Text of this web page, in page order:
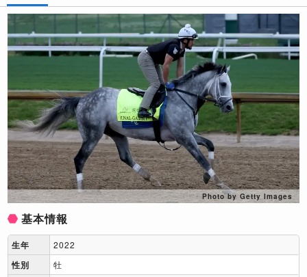
Photo by Getty Images
基本情報
生年 2022
性別 牡